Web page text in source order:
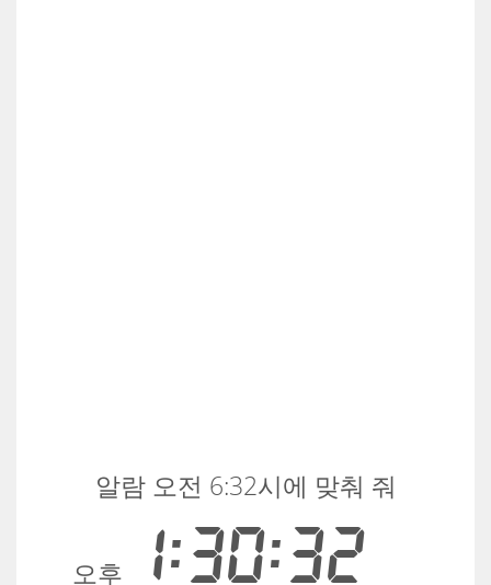
오후 1:30:32
알람 오전 6:32시에 맞춰 줘